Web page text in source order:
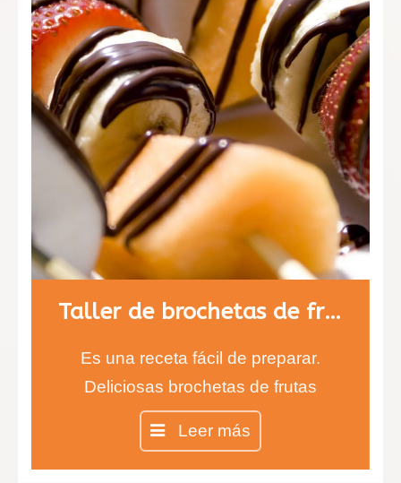
Taller de brochetas de fruta con chocolate
Es una receta fácil de preparar.
Deliciosas brochetas de frutas
cubiertas de chocolate negro y
blanco. Los más pequeños estarán
encantados de comer fruta con
Leer más